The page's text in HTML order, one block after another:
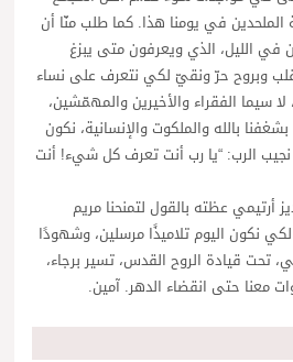
في يومنا هذا. كما طلب منّا أن
في الليل، الذي ويعرفون متى يبزغ
وبروح حرّ ونقيّ لكي نتعرف على نساء
لا سيما الفقراء والأخيرين والمهمّشين،
بالله والملكوت والإنسانية، نكون
الرب: “يا رب أنت تعرف كل شيء! أنت
أرتيمي عظته بالقول لتمنحنا مريم
لكي نكون اليوم تلاميذًا مرسلين، وشهودًا
تحت قيادة الروح القدس، تسير برجاء،
معنا حتى انقضاء الدهر. آمين.